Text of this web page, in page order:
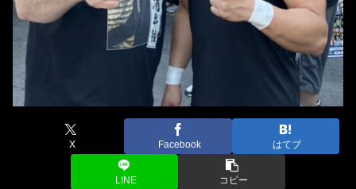
X Facebook はてブ
LINE コピー